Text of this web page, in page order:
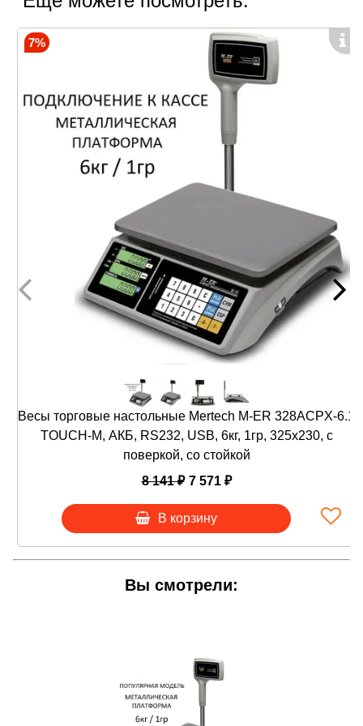
Режимы работы устройства:
Тарирование (вычет массы тары).
Запрограммированные цены.
Расчет сдачи.
У прибора есть 3 модификации с различным
диапазоном измерений. Максимальный предел:
6кг, 15кг и 32кг. Минимальный: 20гр, 40гр и 100гр.
Дискретность: 1гр, 2гр и 5р. На каждом LCD и LED
дисплее по 16 индикаторов
Преимущества этой модели
Электронные весы M-ER 328ACPX-6.1 TOUCH-M
LCD/LED внесены в Госреестр измерительных
приборов. Все приборы проходят обязательную
Отличительные характеристики модели:
Предусмотрено 10 ячеек встроенной памяти.
Тензодатчик работает при температурах от
+5С до +40С.
Есть защита от пятикратной перегрузки
платформы.
Аккумулятор может работать 90 дней от
одной подзарядки.
В.
Полипленка для защиты корпуса от пыли и
предприятиях, на рынках и ярмарках. Гарантия на
весы действует 2 года (стандартный срок у других
компаний 1 год).
7%
Весы торговые настольные Mertech M-ER 328ACPX-6.1
TOUCH-M, АКБ, RS232, USB, 6кг, 1гр, 325х230, с
поверкой, со стойкой
8 141 ₽ 7 571 ₽
В корзину
Вы смотрели: